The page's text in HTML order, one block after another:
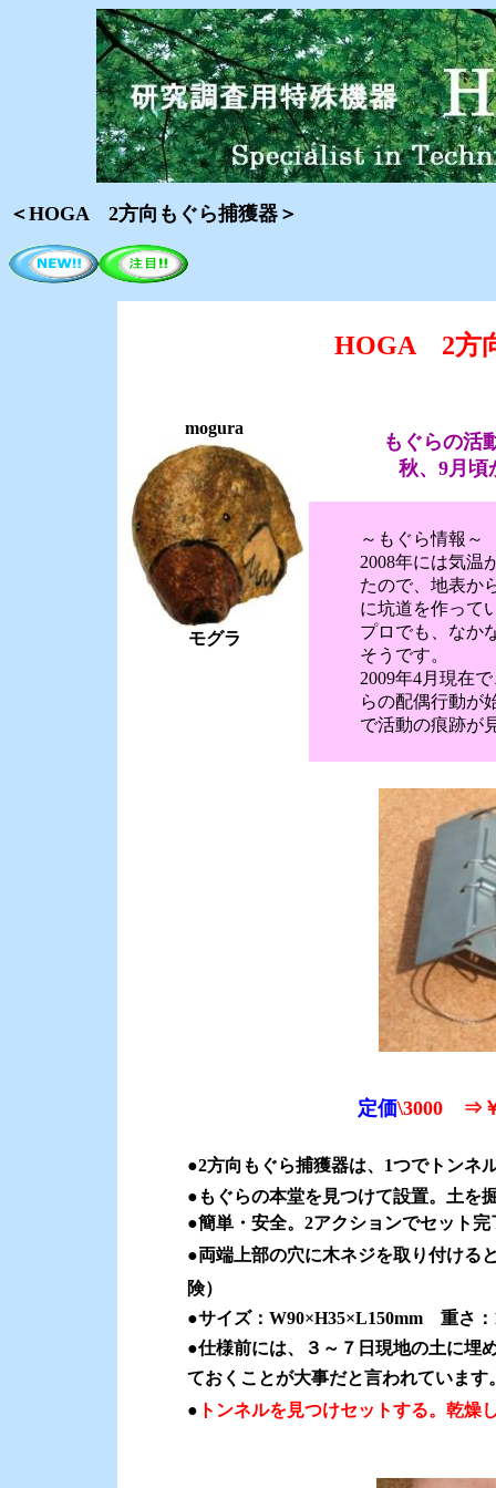
＜HOGA 2方向もぐら捕獲器＞
mogura
モグラ
HOGA 2方
もぐらの活
秋、9月頃
～もぐら情報～
2008年には気温
たので、地表か
に坑道を作って
プロでも、なか
そうです。
2009年4月現在
らの配偶行動が
で活動の痕跡が
定価\3000 ⇒
●2方向もぐら捕獲器は、1つでトンネ
●もぐらの本堂を見つけて設置。土を
●簡単・安全。2アクションでセット完
●両端上部の穴に木ネジを取り付ける
険）
●サイズ：W90×H35×L150mm 重さ：
●仕様前には、３～７日現地の土に埋
ておくことが大事だと言われています
● トンネルを見つけセットする。乾燥